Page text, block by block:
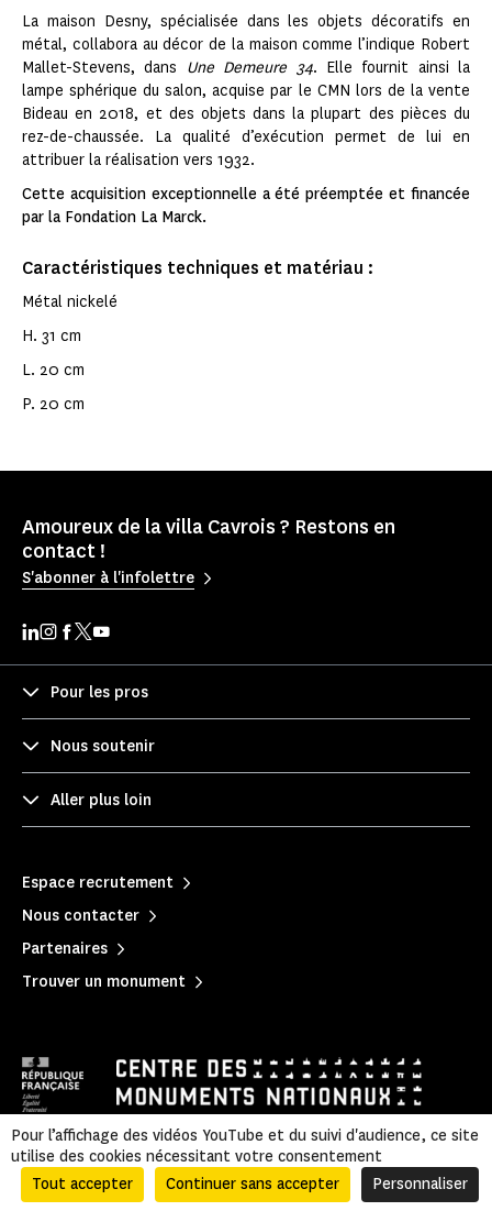
La maison Desny, spécialisée dans les objets décoratifs en
métal, collabora au décor de la maison comme l’indique Robert
Mallet-Stevens, dans Une Demeure 34. Elle fournit ainsi la
lampe sphérique du salon, acquise par le CMN lors de la vente
Bideau en 2018, et des objets dans la plupart des pièces du
rez-de-chaussée. La qualité d’exécution permet de lui en
attribuer la réalisation vers 1932.
Cette acquisition exceptionnelle a été préemptée et financée
par la Fondation La Marck.
Caractéristiques techniques et matériau :
Métal nickelé
H. 31 cm
L. 20 cm
P. 20 cm
Amoureux de la villa Cavrois ? Restons en
contact !
S'abonner à l'infolettre
Pour les pros
Nous soutenir
Aller plus loin
Espace recrutement
Nous contacter
Partenaires
Trouver un monument
Mentions légales Politique de confidentialité
|
Informations légales et administratives
| Plan du site
Pour l’affichage des vidéos YouTube et du suivi d'audience, ce site
utilise des cookies nécessitant votre consentement
Tout accepter
Continuer sans accepter Personnaliser